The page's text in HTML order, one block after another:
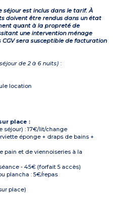
séjour est inclus dans le tarif. À
doivent être rendus dans un état
quant à la propreté de
une intervention ménage
sera susceptible de facturation
de 2 à 6 nuits) :
location
place :
séjour) : 17€/lit/change
éponge + draps de bains +
pain et de viennoiseries à la
- 45€ (forfait 5 accès)
plancha : 5€/repas
place)